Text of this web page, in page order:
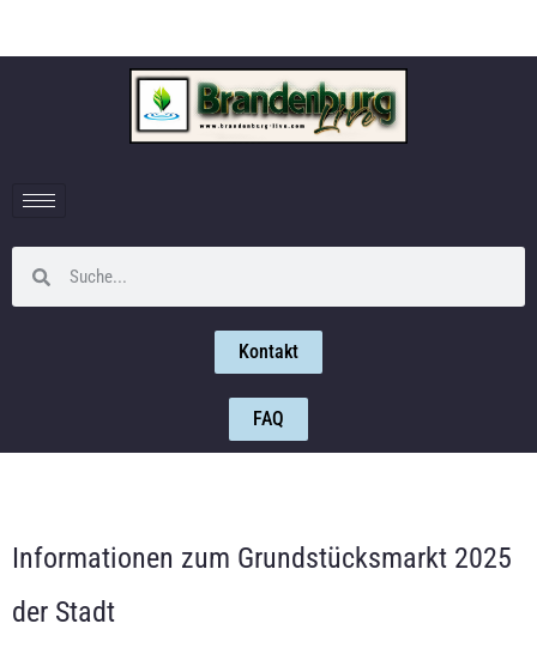
Kontakt
FAQ
Informationen zum Grundstücksmarkt 2025
der Stadt